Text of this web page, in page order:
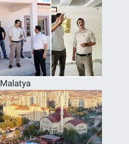
Malatya